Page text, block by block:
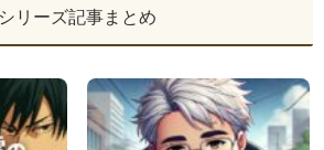
シリーズ記事まとめ